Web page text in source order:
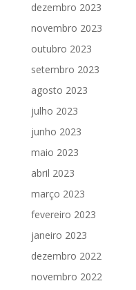
dezembro 2023
novembro 2023
outubro 2023
setembro 2023
agosto 2023
julho 2023
junho 2023
maio 2023
abril 2023
março 2023
fevereiro 2023
janeiro 2023
dezembro 2022
novembro 2022